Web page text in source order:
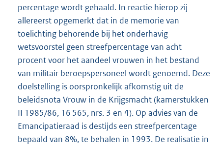
percentage wordt gehaald. In reactie hierop zij
allereerst opgemerkt dat in de memorie van
toelichting behorende bij het onderhavig
wetsvoorstel geen streefpercentage van acht
procent voor het aandeel vrouwen in het bestand
van militair beroepspersoneel wordt genoemd. Deze
doelstelling is oorspronkelijk afkomstig uit de
beleidsnota Vrouw in de Krijgsmacht (kamerstukken
II 1985/86, 16 565, nrs. 3 en 4). Op advies van de
Emancipatieraad is destijds een streefpercentage
bepaald van 8%, te behalen in 1993. De realisatie in